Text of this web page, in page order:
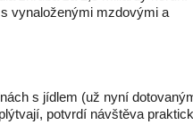
vynaloženými mzdovými a
s jídlem (už nyní
potvrdí návštěva